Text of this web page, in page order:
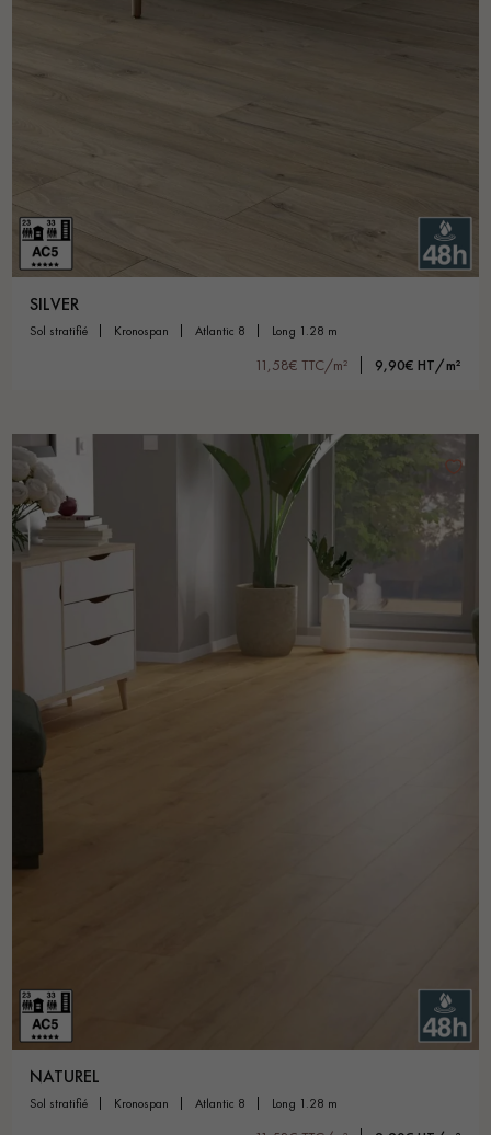
SILVER
sol stratifié kronospan atlantic 8 long 1.28 m
11,58€ TTC/m² 9,90€ HT/m²
NATUREL
sol stratifié kronospan atlantic 8 long 1.28 m